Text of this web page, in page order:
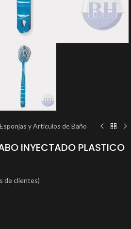
Esponjas y Articulos de Baño
INYECTADO PLASTICO
de clientes)